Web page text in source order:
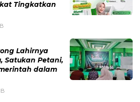
Tingkatkan
Lahirnya
Satukan Petani,
dalam